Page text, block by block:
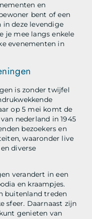
en
bent of een
in deze levendige
je mee langs enkele
evenementen in
is zonder twijfel
op 5 mei komt de
nederland in 1945
bezoekers en
waaronder live
diverse
verandert in een
en kraampjes.
buitenland treden
sfeer. Daarnaast zijn
genieten van